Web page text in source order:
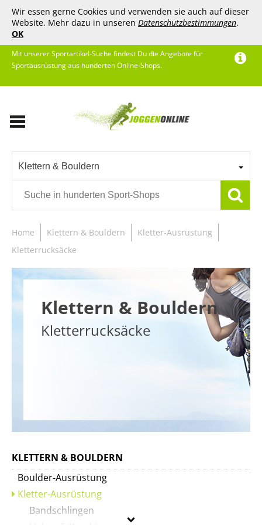
Wir essen gerne Cookies und verwenden sie auch auf dieser
Website. Mehr dazu in unseren Datenschutzbestimmungen.
OK
Mit unserer Sportartikel-Suche findest Du die Angebote für
Sportausrüstung aus hunderten Online-Shops.
Klettern & Bouldern
Home Klettern & Bouldern
Kletter-Ausrüstung
Kletterrucksäcke
Klettern & Bouldern
Kletterrucksäcke
KLETTERN & BOULDERN
Boulder-Ausrüstung
Kletter-Ausrüstung
Bandschlingen